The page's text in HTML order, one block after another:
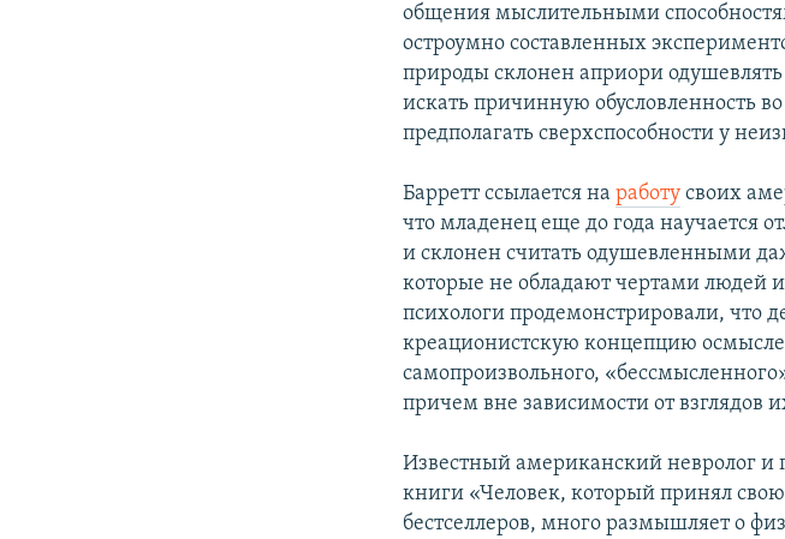
общения мыслительными
остроумно составленных
природы склонен априори
искать причинную обусловленность
предполагать сверхспособности у
Барретт ссылается наработу своих
что младенец еще до года научается
и склонен считать одушевленными
которые не обладают чертами людей
психологи продемонстрировали, что
креационистскую концепцию
самопроизвольного,
причем вне зависимости от взглядов
Известный американский невролог и
книги «Человек, который принял
бестселлеров, много размышляет о